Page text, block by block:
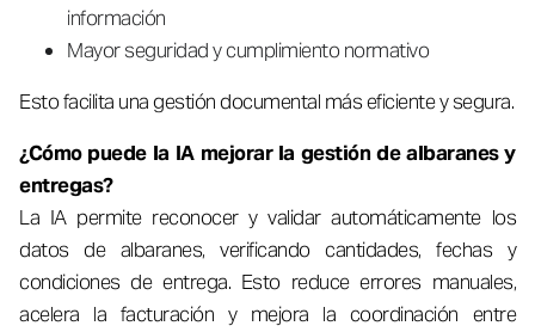
información
Mayor seguridad y cumplimiento normativo
Esto facilita una gestión documental más eficiente y segura.
¿Cómo puede la IA mejorar la gestión de albaranes y
entregas?
La IA permite reconocer y validar automáticamente los
datos de albaranes, verificando cantidades, fechas y
condiciones de entrega. Esto reduce errores manuales,
acelera la facturación y mejora la coordinación entre